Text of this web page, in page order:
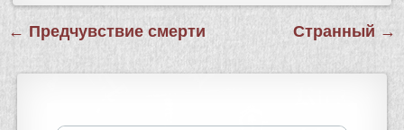
Навигация
записям
← Предчувствие смерти Странный →